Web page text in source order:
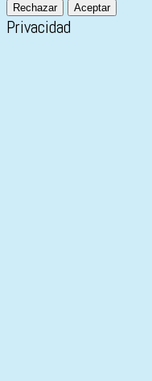
Rechazar Aceptar
Privacidad